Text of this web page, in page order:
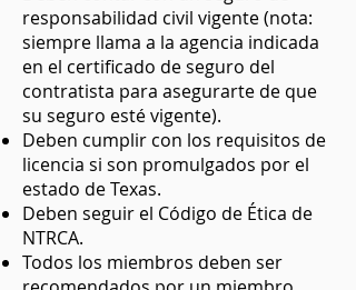
responsabilidad civil vigente (nota:
siempre llama a la agencia indicada
en el certificado de seguro del
contratista para asegurarte de que
su seguro esté vigente).
Deben cumplir con los requisitos de
licencia si son promulgados por el
estado de Texas.
Deben seguir el Código de Ética de
NTRCA.
Todos los miembros deben ser